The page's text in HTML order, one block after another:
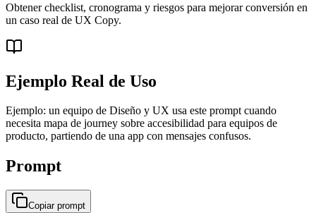
Obtener checklist, cronograma y riesgos para mejorar conversión en
un caso real de UX Copy.
Ejemplo Real de Uso
Ejemplo: un equipo de Diseño y UX usa este prompt cuando
necesita mapa de journey sobre accesibilidad para equipos de
producto, partiendo de una app con mensajes confusos.
Prompt
Copiar prompt